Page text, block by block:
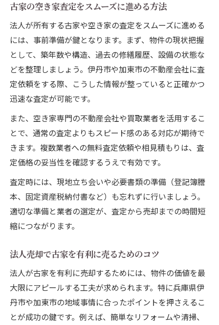
古家の空き家査定をスムーズに進める方法
法人が所有する古家や空き家の査定をスムーズに進める
には、事前準備が鍵となります。まず、物件の現状把握
として、築年数や構造、過去の修繕履歴、設備の状態な
どを整理しましょう。伊丹市や加東市の不動産会社に査
定依頼をする際、こうした情報が整っていると正確かつ
迅速な査定が可能です。
また、空き家専門の不動産会社や買取業者を活用するこ
とで、通常の査定よりもスピード感のある対応が期待で
きます。複数業者への無料査定依頼や相見積もりは、査
定価格の妥当性を確認するうえで有効です。
査定時には、現地立ち会いや必要書類の準備（登記簿謄
本、固定資産税納付書など）も忘れずに行いましょう。
適切な準備と業者の選定が、査定から売却までの時間短
縮につながります。
法人売却で古家を有利に売るためのコツ
法人が古家を有利に売却するためには、物件の価値を最
大限にアピールする工夫が求められます。特に兵庫県伊
丹市や加東市の地域事情に合ったポイントを押さえるこ
とが成功の鍵です。例えば、簡単なリフォームや清掃、